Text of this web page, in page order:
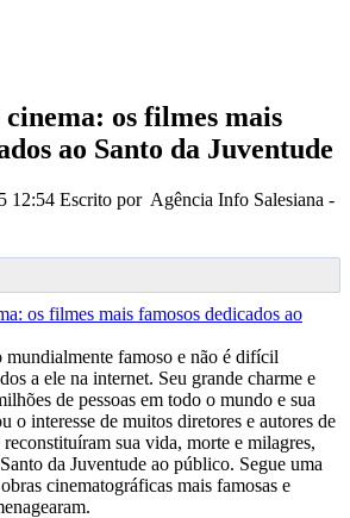
cinema: os filmes mais
ao Santo da Juventude
12:54 Escrito por Agência Info Salesiana -
famoso e não é difícil
a ele na internet. Seu grande charme e
de pessoas em todo o mundo e sua
o interesse de muitos diretores e autores de
sua vida, morte e milagres,
da Juventude ao público. Segue uma
cinematográficas mais famosas e